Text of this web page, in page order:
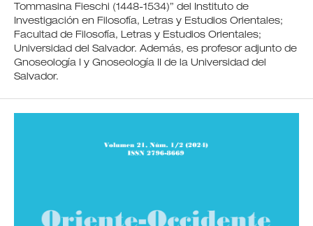
Tommasina Fieschi (1448-1534)” del Instituto de
Investigación en Filosofía, Letras y Estudios Orientales;
Facultad de Filosofía, Letras y Estudios Orientales;
Universidad del Salvador. Además, es profesor adjunto de
Gnoseología I y Gnoseología II de la Universidad del
Salvador.